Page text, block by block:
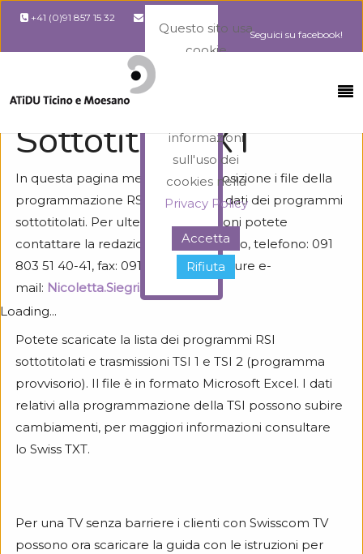
Questo sito usa
cookie
informazioni
sull'uso dei
cookies nella
Privacy Policy
Accetta
Rifiuta
Loading...
+41 (0)91 857 15 32
Seguici su facebook!
Informazioni
Sottotitoli TXT
In questa pagina mettiamo a disposizione i file della
programmazione RSI con i relativi dati dei programmi
sottotitolati. Per ulteriori informazioni potete
contattare la redazione ST di Comano, telefono: 091
803 51 40-41, fax: 091 803 50 56 oppure e-
mail: Nicoletta.Siegrist@rtsi.ch
Potete scaricate la lista dei programmi RSI
sottotitolati e trasmissioni TSI 1 e TSI 2 (programma
provvisorio). Il file è in formato Microsoft Excel. I dati
relativi alla programmazione della TSI possono subire
cambiamenti, per maggiori informazioni consultare
lo Swiss TXT.
Per una TV senza barriere i clienti con Swisscom TV
possono ora scaricare la guida con le istruzioni per